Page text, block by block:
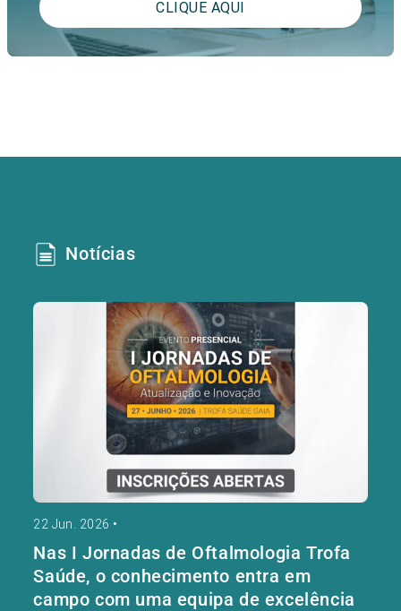
CLIQUE AQUI
Notícias
22 Jun. 2026 •
Nas I Jornadas de Oftalmologia Trofa
Saúde, o conhecimento entra em
campo com uma equipa de excelência